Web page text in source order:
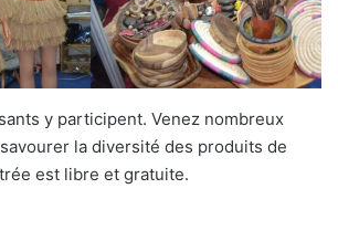
y participent. Venez nombreux
la diversité des produits de
est libre et gratuite.